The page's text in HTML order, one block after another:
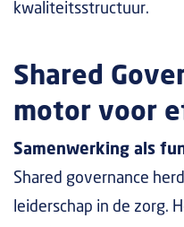
kwaliteitsstructuur.
Shared
motor voor
Samenwerking als
Shared governance
leiderschap in de zorg.